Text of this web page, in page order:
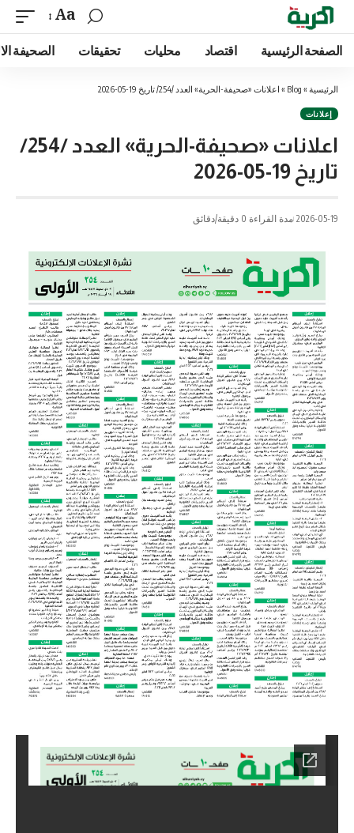
Aa
الصفحة الرئيسية اقتصاد محليات تحقيقات الصحيفة
الرئيسية »
Blog
» اعلانات «صحيفة-الحرية» العدد /254/ تاريخ 19-05-2026
إعلانات
اعلانات «صحيفة-الحرية» العدد /254/
تاريخ 19-05-2026
2026-05-19 مدة القراءة 0 دقيقة/دقائق